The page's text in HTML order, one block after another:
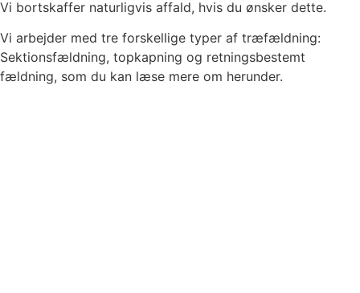
Vi bortskaffer naturligvis affald, hvis du ønsker dette.
Vi arbejder med tre forskellige typer af træfældning:
Sektionsfældning, topkapning og retningsbestemt
fældning, som du kan læse mere om herunder.